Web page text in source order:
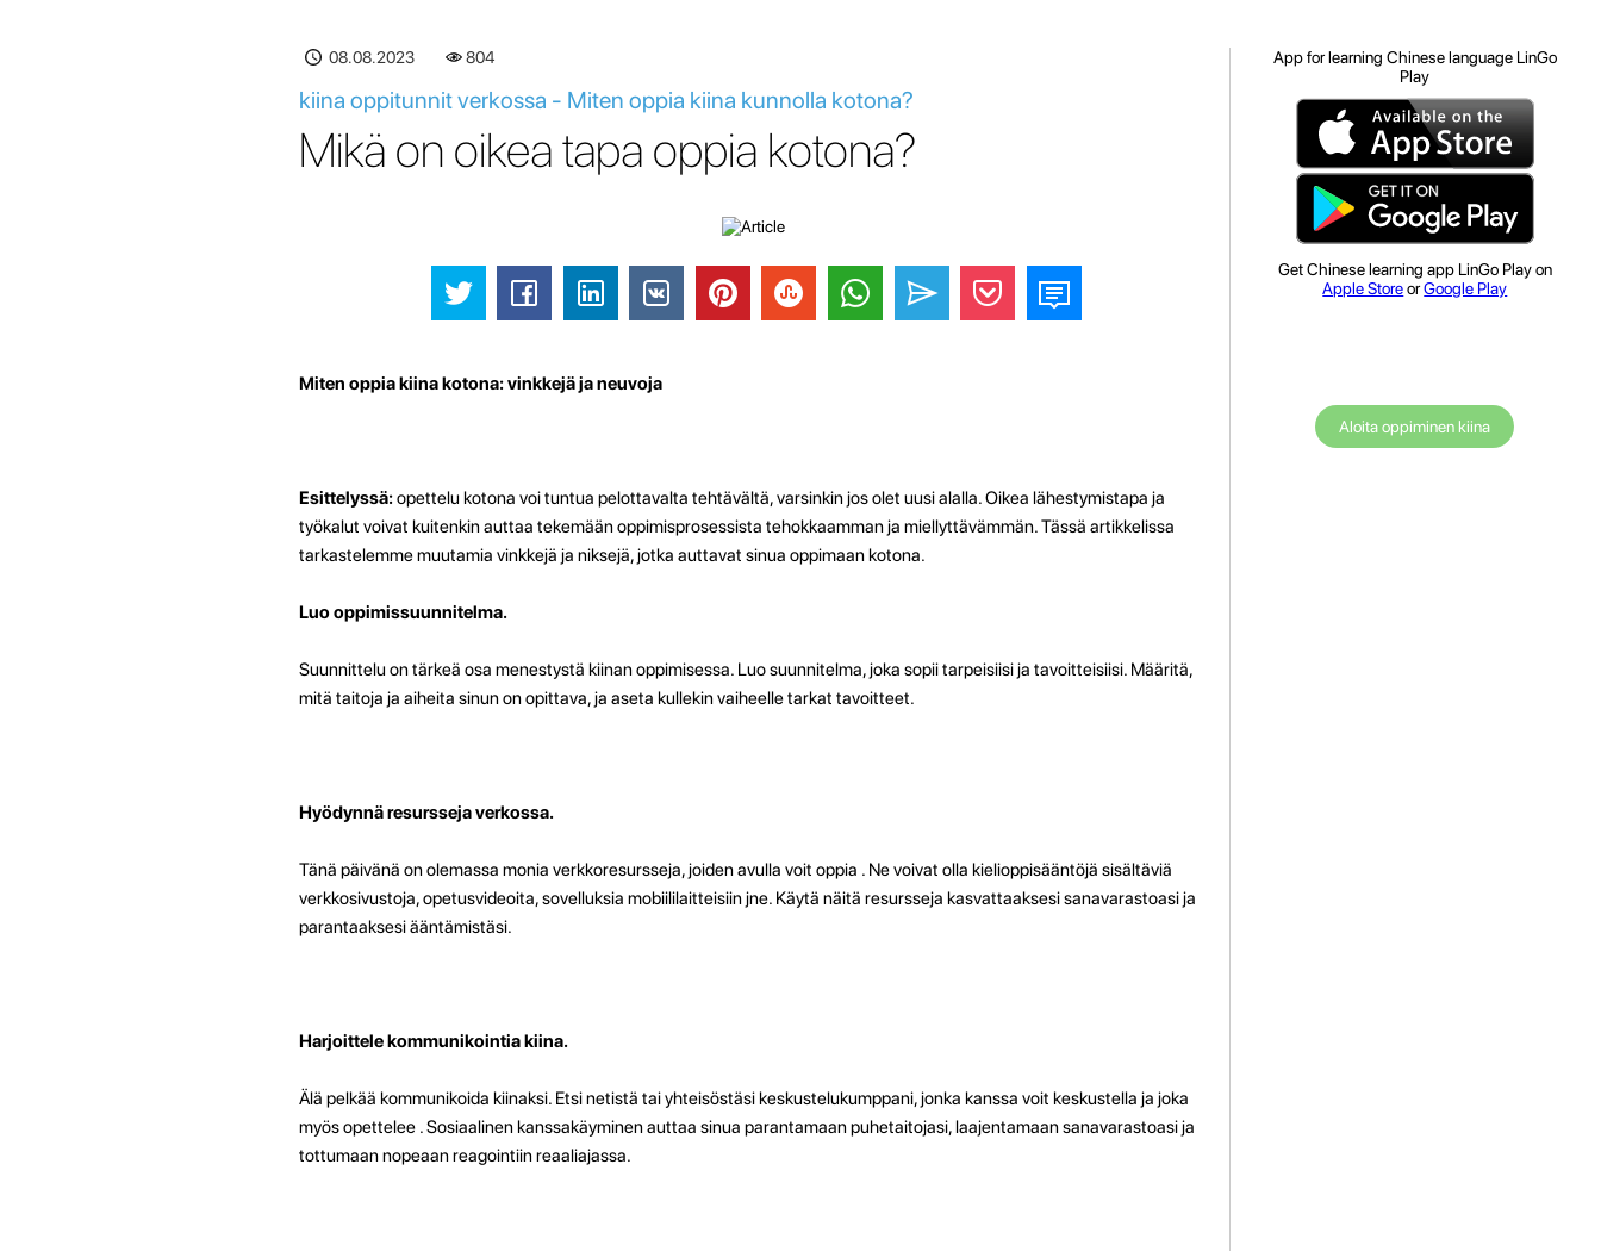
08.08.2023 804
kiina oppitunnit verkossa - Miten oppia kiina kunnolla kotona?
Mikä on oikea tapa oppia kotona?
Miten oppia kiina kotona: vinkkejä ja neuvoja
Esittelyssä:opettelu kotona voi tuntua pelottavalta tehtävältä, varsinkin jos olet uusi alalla. Oikea lähestymistapa ja
työkalut voivat kuitenkin auttaa tekemään oppimisprosessista tehokkaamman ja miellyttävämmän. Tässä artikkelissa
tarkastelemme muutamia vinkkejä ja niksejä, jotka auttavat sinua oppimaan kotona.
Luo oppimissuunnitelma.
Suunnittelu on tärkeä osa menestystä kiinan oppimisessa. Luo suunnitelma, joka sopii tarpeisiisi ja tavoitteisiisi. Määritä,
mitä taitoja ja aiheita sinun on opittava, ja aseta kullekin vaiheelle tarkat tavoitteet.
Hyödynnä resursseja verkossa.
Tänä päivänä on olemassa monia verkkoresursseja, joiden avulla voit oppia . Ne voivat olla kielioppisääntöjä sisältäviä
verkkosivustoja, opetusvideoita, sovelluksia mobiililaitteisiin jne. Käytä näitä resursseja kasvattaaksesi sanavarastoasi ja
parantaaksesi ääntämistäsi.
Harjoittele kommunikointia kiina.
Älä pelkää kommunikoida kiinaksi. Etsi netistä tai yhteisöstäsi keskustelukumppani, jonka kanssa voit keskustella ja joka
myös opettelee . Sosiaalinen kanssakäyminen auttaa sinua parantamaan puhetaitojasi, laajentamaan sanavarastoasi ja
tottumaan nopeaan reagointiin reaaliajassa.
App for learning Chinese language LinGo
Play
Get Chinese learning app LinGo Play on
Apple StoreorGoogle Play
Aloita oppiminen kiina